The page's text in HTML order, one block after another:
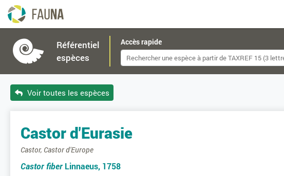
Référentiel
espèces
Accès rapide
Voir toutes les espèces
Castor d'Eurasie
Castor, Castor d'Europe
Castor fiberLinnaeus, 1758